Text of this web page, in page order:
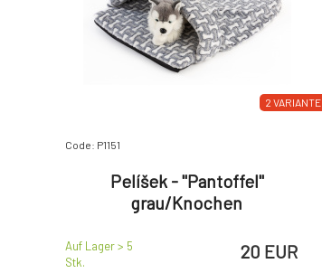
2 VARIANTE
Code: P1151
Pelíšek - "Pantoffel"
grau/Knochen
Auf Lager > 5
Stk.
20 EUR